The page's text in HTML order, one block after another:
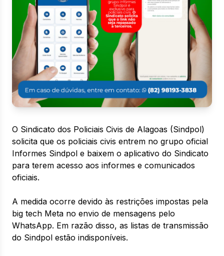
O Sindicato dos Policiais Civis de Alagoas (Sindpol)
solicita que os policiais civis entrem no grupo oficial
Informes Sindpol e baixem o aplicativo do Sindicato
para terem acesso aos informes e comunicados
oficiais.
A medida ocorre devido às restrições impostas pela
big tech Meta no envio de mensagens pelo
WhatsApp. Em razão disso, as listas de transmissão
do Sindpol estão indisponíveis.